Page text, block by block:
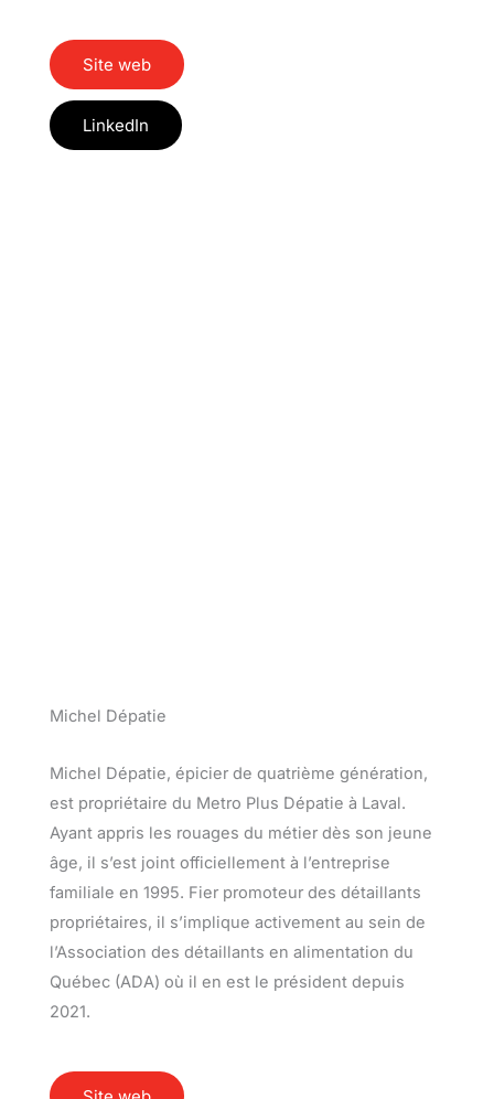
Site web
LinkedIn
Michel Dépatie
Michel Dépatie, épicier de quatrième génération,
est propriétaire du Metro Plus Dépatie à Laval.
Ayant appris les rouages du métier dès son jeune
âge, il s’est joint officiellement à l’entreprise
familiale en 1995. Fier promoteur des détaillants
propriétaires, il s’implique activement au sein de
l’Association des détaillants en alimentation du
Québec (ADA) où il en est le président depuis
2021.